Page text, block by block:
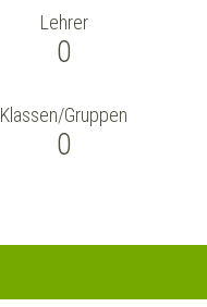
Lehrer
0
Klassen/Gruppen
0